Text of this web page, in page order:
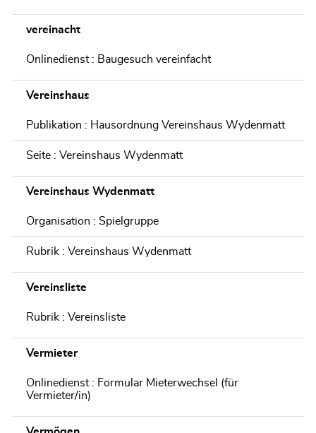
vereinacht
Onlinedienst : Baugesuch vereinfacht
Vereinshaus
Publikation : Hausordnung Vereinshaus Wydenmatt
Seite : Vereinshaus Wydenmatt
Vereinshaus Wydenmatt
Organisation : Spielgruppe
Rubrik : Vereinshaus Wydenmatt
Vereinsliste
Rubrik : Vereinsliste
Vermieter
Onlinedienst : Formular Mieterwechsel (für
Vermieter/in)